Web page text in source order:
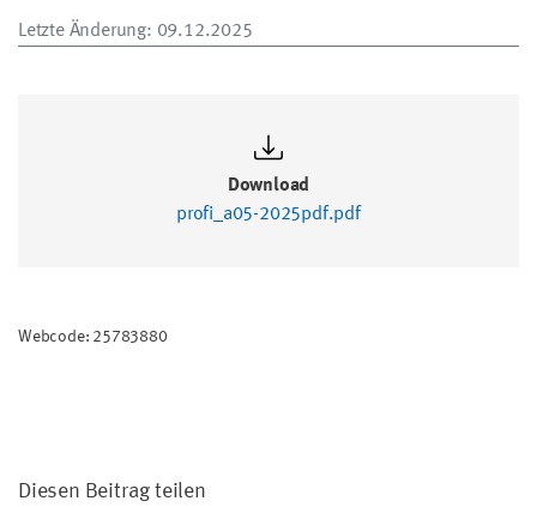
Letzte Änderung: 09.12.2025
Download
profi_a05-2025pdf.pdf
Webcode: 25783880
Diesen Beitrag teilen